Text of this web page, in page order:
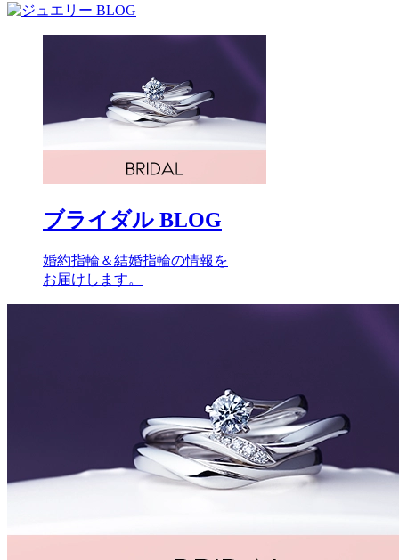
ブライダル BLOG
婚約指輪＆結婚指輪の情報を
お届けします。